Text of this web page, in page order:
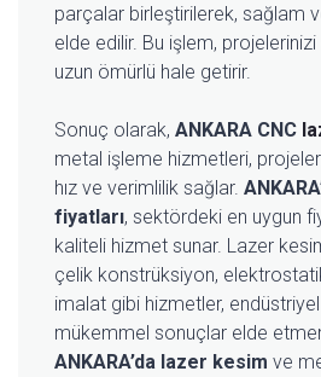
parçalar birleştirilerek, sağlam
elde edilir. Bu işlem, projelerinizi
uzun ömürlü hale getirir.
Sonuç olarak, ANKARA CNC
metal işleme hizmetleri,
hız ve verimlilik sağlar.
fiyatları, sektördeki en uygun
kaliteli hizmet sunar. Lazer
çelik konstrüksiyon,
imalat gibi hizmetler,
mükemmel sonuçlar elde
ANKARA’da lazer kesim ve